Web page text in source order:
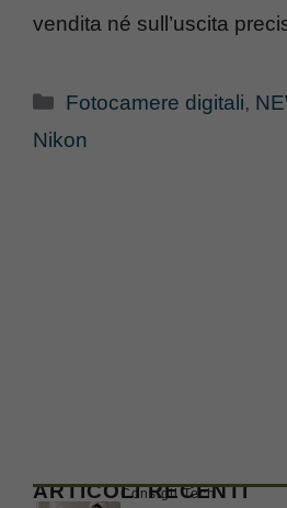
vendita né sull’uscita
Categorie
Fotocamere digitali,
Nikon
ARTICOLI RECENTI
Consigli Tech